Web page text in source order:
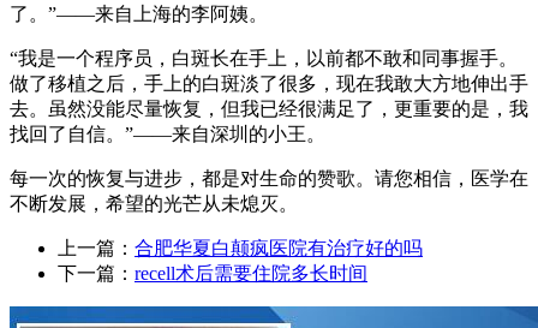
了。”——来自上海的李阿姨。
“我是一个程序员，白斑长在手上，以前都不敢和同事握手。
做了移植之后，手上的白斑淡了很多，现在我敢大方地伸出手
去。虽然没能尽量恢复，但我已经很满足了，更重要的是，我
找回了自信。”——来自深圳的小王。
每一次的恢复与进步，都是对生命的赞歌。请您相信，医学在
不断发展，希望的光芒从未熄灭。
上一篇： 合肥华夏白颠疯医院有治疗好的吗
下一篇： recell术后需要住院多长时间